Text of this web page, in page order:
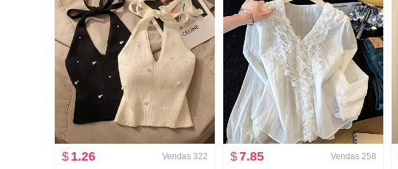
$ 1.26 Vendas 322
$7.85 Vendas 258